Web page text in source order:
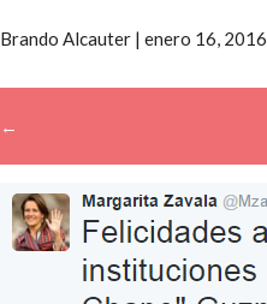
Brando Alcauter | enero 16, 2016
←
→